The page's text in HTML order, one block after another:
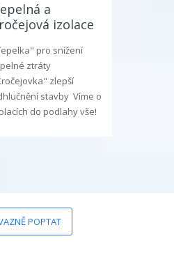
a
izolace
pro snížení
ztráty
zlepší
stavby Víme o
do podlahy vše!
POPTAT